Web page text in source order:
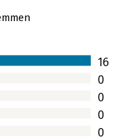
16
0
0
0
0